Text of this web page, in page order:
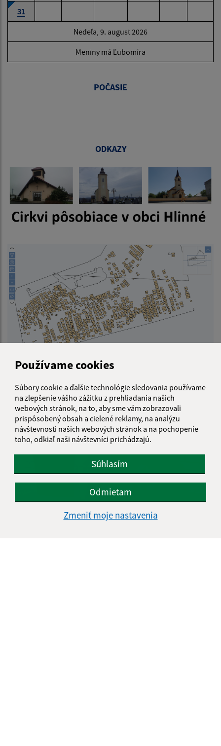
Používame cookies
Súbory cookie a ďalšie technológie sledovania používame
na zlepšenie vášho zážitku z prehliadania našich
webových stránok, na to, aby sme vám zobrazovali
prispôsobený obsah a cielené reklamy, na analýzu
návštevnosti našich webových stránok a na pochopenie
toho, odkiaľ naši návštevníci prichádzajú.
Súhlasím
Odmietam
Zmeniť moje nastavenia
31
Nedeľa, 9. august 2026
Meniny má Ľubomíra
POČASIE
ODKAZY